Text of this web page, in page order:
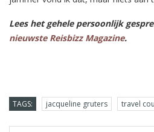
Lees het gehele persoonlijk
nieuwste Reisbizz Magazine.
TAGS: jacqueline gruters travel